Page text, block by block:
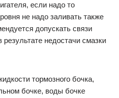
если надо то
не надо заливать также
допускать связи
недостачи смазки
тормозного бочка,
бочке, воды бочке